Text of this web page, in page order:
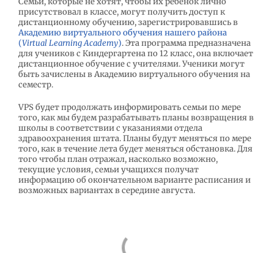
присутствовал в классе, могут получить доступ к
дистанционному обучению, зарегистрировавшись в
Академию виртуального обучения нашего района
(VirtualLearningAcademy). Эта программа предназначена
для учеников с Киндергартена по 12 класс, она включает
дистанционное обучение с учителями. Ученики могут
быть зачислены в Академию виртуального обучения на
семестр.
VPS будет продолжать информировать семьи по мере
того, как мы будем разрабатывать планы возвращения в
школы в соответствии с указаниями отдела
здравоохранения штата. Планы будут меняться по мере
того, как в течение лета будет меняться обстановка. Для
того чтобы план отражал, насколько возможно,
текущие условия, семьи учащихся получат
информацию об окончательном варианте расписания и
возможных вариантах в середине августа.